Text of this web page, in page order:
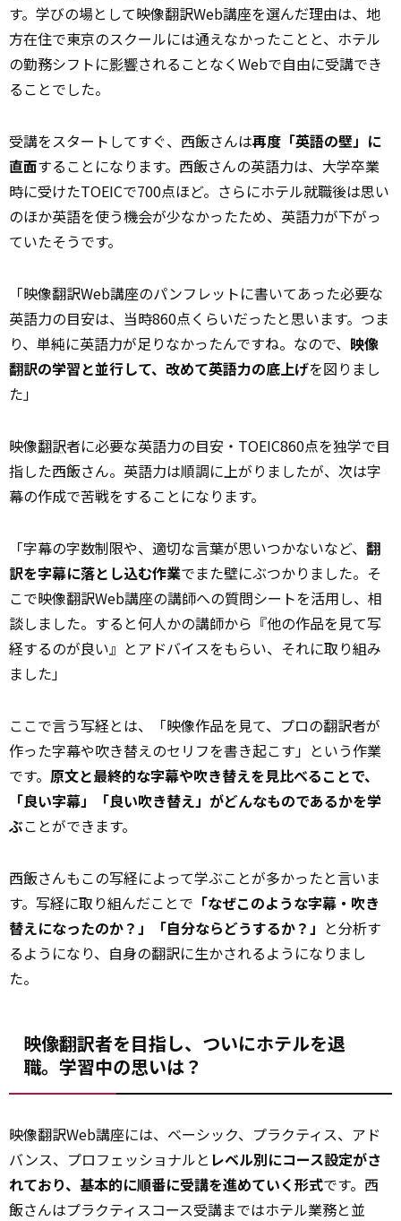
す。学びの場として映像翻訳Web講座を選んだ理由は、地
方在住で東京のスクールには通えなかったことと、ホテル
の勤務シフトに影響されることなくWebで自由に受講でき
ることでした。
受講をスタートしてすぐ、西飯さんは再度「英語の壁」に
直面することになります。西飯さんの英語力は、大学卒業
時に受けたTOEICで700点ほど。さらにホテル就職後は思い
のほか英語を使う機会が少なかったため、英語力が下がっ
ていたそうです。
「映像翻訳Web講座のパンフレットに書いてあった必要な
英語力の目安は、当時860点くらいだったと思います。つま
り、単純に英語力が足りなかったんですね。なので、 映像
翻訳の学習と並行して、改めて英語力の底上げを図りまし
た」
映像翻訳者に必要な英語力の目安・TOEIC860点を独学で目
指した西飯さん。英語力は順調に上がりましたが、次は字
幕の作成で苦戦をすることになります。
「字幕の字数制限や、適切な言葉が思いつかないなど、 翻
訳を字幕に落とし込む作業でまた壁にぶつかりました。そ
こで映像翻訳Web講座の講師への質問シートを活用し、相
談しました。すると何人かの講師から『他の作品を見て写
経するのが良い』とアドバイスをもらい、それに取り組み
ました」
ここで言う写経とは、「映像作品を見て、プロの翻訳者が
作った字幕や吹き替えのセリフを書き起こす」という作業
です。 原文と最終的な字幕や吹き替えを見比べることで、
「良い字幕」「良い吹き替え」がどんなものであるかを学
ぶことができます。
西飯さんもこの写経によって学ぶことが多かったと言いま
す。写経に取り組んだことで 「なぜこのような字幕・吹き
替えになったのか？」「自分ならどうするか？」 と分析す
るようになり、自身の翻訳に生かされるようになりまし
た。
映像翻訳者を目指し、ついにホテルを退
職。学習中の思いは？
映像翻訳Web講座には、ベーシック、プラクティス、アド
バンス、プロフェッショナルと レベル別にコース設定がさ
れており、基本的に順番に受講を進めていく形式です。西
飯さんはプラクティスコース受講まではホテル業務と並